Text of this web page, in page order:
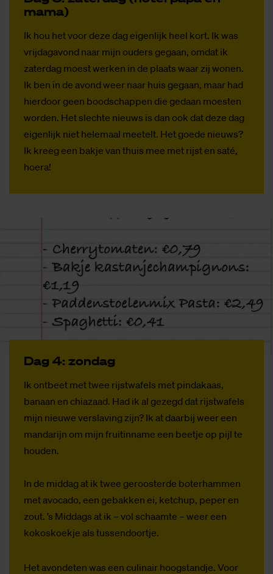
mama)
Ik hou het voor deze dag eigenlijk heel kort. Ik was
vrijdagavond naar mijn ouders gegaan, omdat ik
zaterdag moest werken in de plaats waar zij wonen.
Ik ben in de avond weer naar huis gegaan, maar had
hierdoor geen boodschappen die gedaan moesten
worden. Het slechte nieuws is dan ook dat deze dag
eigenlijk niet helemaal meetelt. Het goede nieuws?
Ik kreeg een bakje van thuis mee met rijst en saté,
hoera!
Dag 4: zon­dag
Ik ontbeet met twee rijstwafels met pindakaas,
banaan en chiazaad. Had ik al gezegd dat rijstwafels
mijn nieuwe verslaving zijn? Ik at daarbij weer een
mandarijn om mijn fruitinname een beetje op pijl te
houden.
In de middag at ik twee geroosterde boterhammen
met avocado, een gebakken ei, ketchup, peper en
zout. ’s Middags at ik – vol schaamte – weer een
kokoskoekje als tussendoortje.
Het avondeten was een culinair hoogstandje. Voor